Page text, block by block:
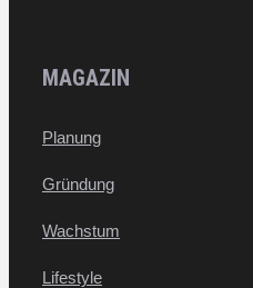
MAGAZIN
Planung
Gründung
Wachstum
Lifestyle